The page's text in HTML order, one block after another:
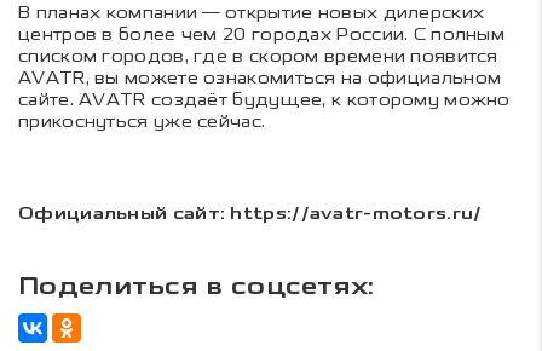
В планах компании — открытие новых дилерских
центров в более чем 20 городах России. С полным
списком городов, где в скором времени появится
AVATR, вы можете ознакомиться на официальном
сайте. AVATR создаёт будущее, к которому можно
прикоснуться уже сейчас.
Официальный сайт: https://avatr-motors.ru/
Поделиться в соцсетях: